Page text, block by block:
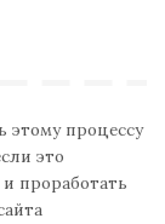
этому процессу
это
проработать